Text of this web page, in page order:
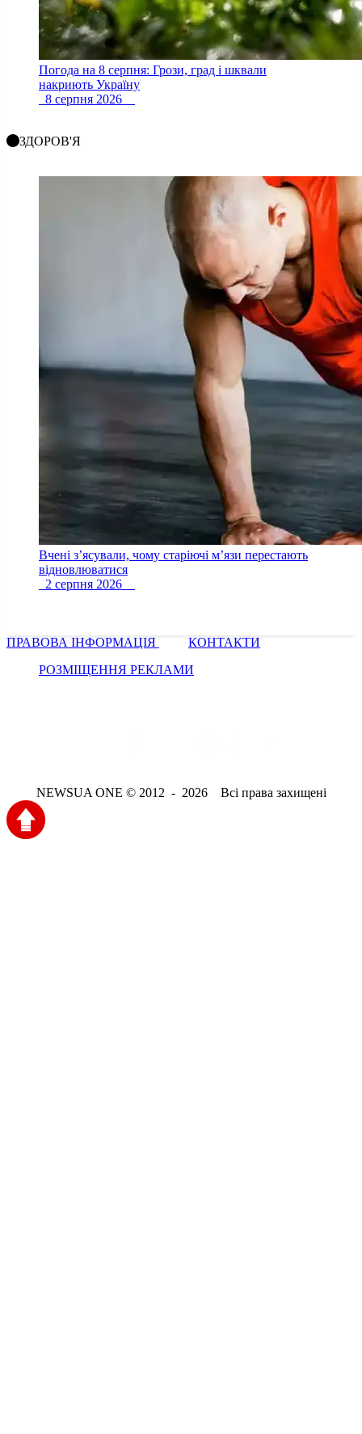
Погода на 8 серпня: Грози, град і шквали
накриють Україну
8 серпня 2026
ЗДОРОВ'Я
Вчені з’ясували, чому старіючі м’язи перестають
відновлюватися
2 серпня 2026
ПРАВОВА ІНФОРМАЦІЯ
КОНТАКТИ
РОЗМІЩЕННЯ РЕКЛАМИ
NEWSUA ONE © 2012 - 2026 Всі права захищені